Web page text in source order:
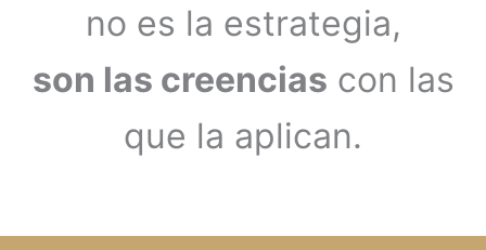
no es la estrategia,
son las creencias con las
que la aplican.